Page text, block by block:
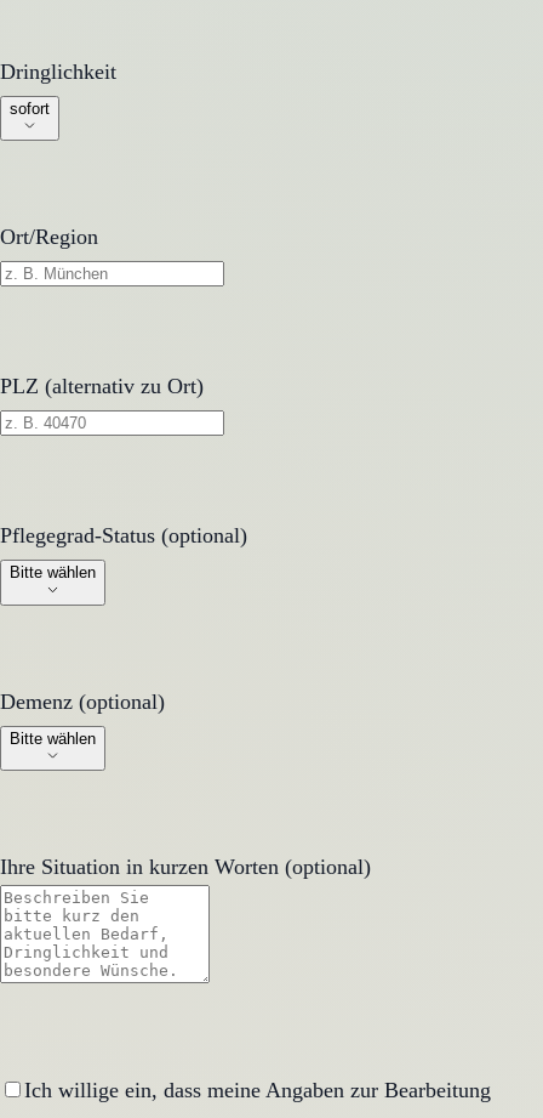
Dringlichkeit
Dringlichkeit
sofort
Ort/Region
PLZ (alternativ zu Ort)
Pflegegrad-Status (optional)
Pflegegrad-Status (optional)
Bitte wählen
Demenz (optional)
Demenz (optional)
Bitte wählen
Ihre Situation in kurzen Worten (optional)
Ich willige ein, dass meine Angaben zur Bearbeitung